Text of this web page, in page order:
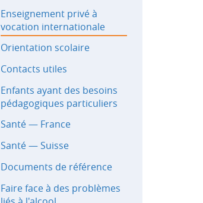
Enseignement privé à
vocation internationale
Orientation scolaire
Contacts utiles
Enfants ayant des besoins
pédagogiques particuliers
Santé — France
Santé — Suisse
Documents de référence
Faire face à des problèmes